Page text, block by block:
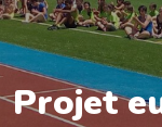
Projet